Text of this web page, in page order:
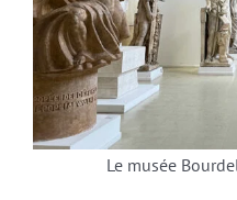
Le musée